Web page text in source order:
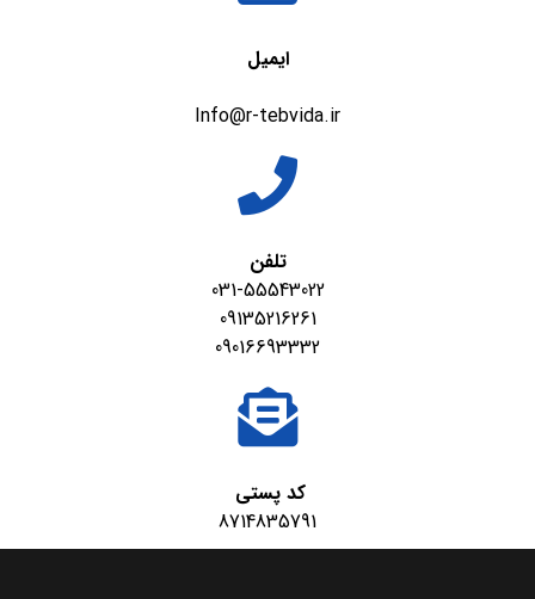
ایمیل
Info@r-tebvida.ir
تلفن
031-55543022
09135216261
09016693332
کد پستی
8714835791